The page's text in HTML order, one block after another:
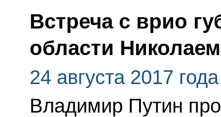
Встреча с врио
области
24 августа 2017 года
Владимир Путин